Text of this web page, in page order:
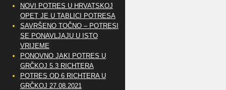
NOVI POTRES U HRVATSKOJ
OPET JE U TABLICI POTRESA
SAVRŠENO TOČNO – POTRESI
SE PONAVLJAJU U ISTO
VRIJEME
PONOVNO JAKI POTRES U
GRČKOJ 5.3 RICHTERA
POTRES OD 6 RICHTERA U
GRČKOJ 27.08.2021